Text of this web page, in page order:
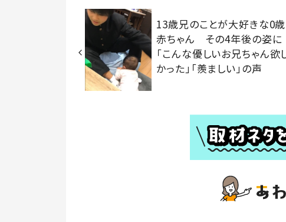
13歳兄のことが大好きな0歳
赤ちゃん その4年後の姿に
「こんな優しいお兄ちゃん欲
かった」「羨ましい」の声